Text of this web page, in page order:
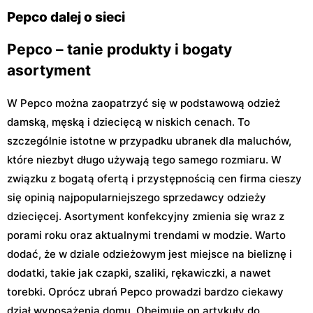
Edukacji Narodowej 85
Pepco dalej o sieci
Pepco – tanie produkty i bogaty
asortyment
W Pepco można zaopatrzyć się w podstawową odzież
damską, męską i dziecięcą w niskich cenach. To
szczególnie istotne w przypadku ubranek dla maluchów,
które niezbyt długo używają tego samego rozmiaru. W
związku z bogatą ofertą i przystępnością cen firma cieszy
się opinią najpopularniejszego sprzedawcy odzieży
dziecięcej. Asortyment konfekcyjny zmienia się wraz z
porami roku oraz aktualnymi trendami w modzie. Warto
dodać, że w dziale odzieżowym jest miejsce na bieliznę i
dodatki, takie jak czapki, szaliki, rękawiczki, a nawet
torebki. Oprócz ubrań Pepco prowadzi bardzo ciekawy